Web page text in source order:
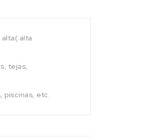
alta
tejas,
piscinas, etc.